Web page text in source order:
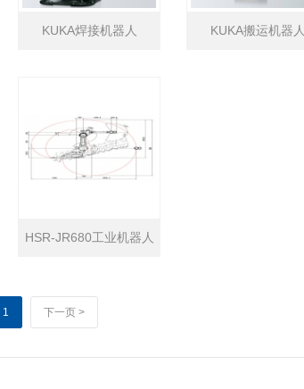
KUKA焊接机器人 KUKA搬运机器人
HSR-JR680工业机器人
1 下一页 >